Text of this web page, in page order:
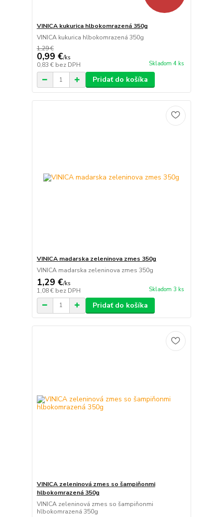
VINICA kukurica hlbokomrazená 350g
VINICA kukurica hlbokomrazená 350g
1,29 €
0,99 €/ks
0,83 € bez DPH Skladom 4 ks
Pridať do košíka
VINICA madarska zeleninova zmes 350g
VINICA madarska zeleninova zmes 350g
1,29 €/ks
1,08 € bez DPH Skladom 3 ks
Pridať do košíka
VINICA zeleninová zmes so šampiňonmi
hlbokomrazená 350g
VINICA zeleninová zmes so šampiňonmi
hlbokomrazená 350g